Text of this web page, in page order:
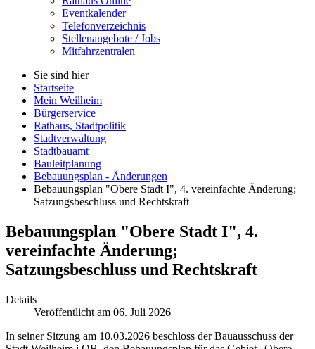
Eventkalender
Telefonverzeichnis
Stellenangebote / Jobs
Mitfahrzentralen
Sie sind hier
Startseite
Mein Weilheim
Bürgerservice
Rathaus, Stadtpolitik
Stadtverwaltung
Stadtbauamt
Bauleitplanung
Bebauungsplan - Änderungen
Bebauungsplan "Obere Stadt I", 4. vereinfachte Änderung;
Satzungsbeschluss und Rechtskraft
Bebauungsplan "Obere Stadt I", 4.
vereinfachte Änderung;
Satzungsbeschluss und Rechtskraft
Details
Veröffentlicht am 06. Juli 2026
In seiner Sitzung am 10.03.2026 beschloss der Bauausschuss der